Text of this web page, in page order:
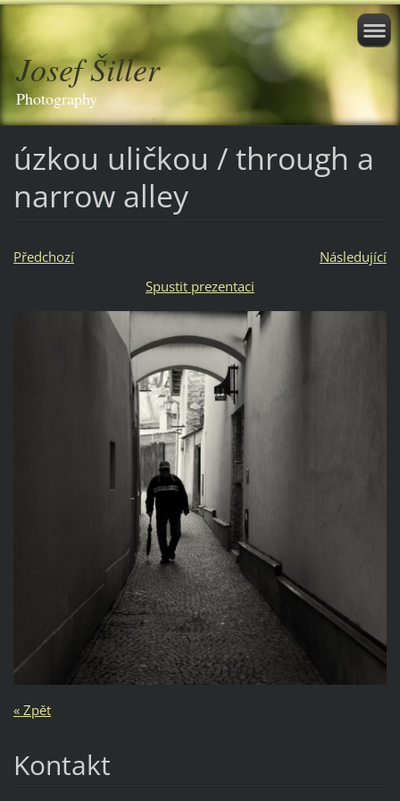
Josef Šiller
Photography
úzkou uličkou / through a
narrow alley
Předchozí
Následující
Spustit prezentaci
« Zpět
Kontakt